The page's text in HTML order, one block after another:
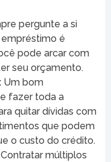
pergunte a si
é
pode arcar com
seu orçamento.
Um bom
fazer toda a
quitar dívidas com
que podem
o custo do crédito.
múltiplos